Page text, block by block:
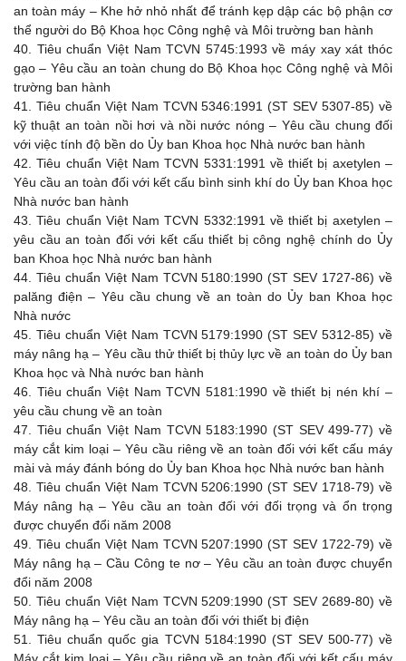
an toàn máy – Khe hở nhỏ nhất để tránh kẹp dập các bộ phận cơ
thể người do Bộ Khoa học Công nghệ và Môi trường ban hành
40.
Tiêu chuẩn Việt Nam TCVN 5745:1993 về máy xay xát thóc
gạo – Yêu cầu an toàn chung do Bộ Khoa học Công nghệ và Môi
trường ban hành
41.
Tiêu chuẩn Việt Nam TCVN 5346:1991 (ST SEV 5307-85) về
kỹ thuật an toàn nồi hơi và nồi nước nóng – Yêu cầu chung đối
với việc tính độ bền do Ủy ban Khoa học Nhà nước ban hành
42.
Tiêu chuẩn Việt Nam TCVN 5331:1991 về thiết bị axetylen –
Yêu cầu an toàn đối với kết cấu bình sinh khí do Ủy ban Khoa học
Nhà nước ban hành
43.
Tiêu chuẩn Việt Nam TCVN 5332:1991 về thiết bị axetylen –
yêu cầu an toàn đối với kết cấu thiết bị công nghệ chính do Ủy
ban Khoa học Nhà nước ban hành
44. Tiêu chuẩn Việt Nam TCVN 5180:1990 (ST SEV 1727-86) về
palăng điện – Yêu cầu chung về an toàn do Ủy ban Khoa học
Nhà nước
45. Tiêu chuẩn Việt Nam TCVN 5179:1990 (ST SEV 5312-85) về
máy nâng hạ – Yêu cầu thử thiết bị thủy lực về an toàn do Ủy ban
Khoa học và Nhà nước ban hành
46.
Tiêu chuẩn Việt Nam TCVN 5181:1990 về thiết bị nén khí –
yêu cầu chung về an toàn
47.
Tiêu chuẩn Việt Nam TCVN 5183:1990 (ST SEV 499-77) về
máy cắt kim loại – Yêu cầu riêng về an toàn đối với kết cấu máy
mài và máy đánh bóng do Ủy ban Khoa học Nhà nước ban hành
48.
Tiêu chuẩn Việt Nam TCVN 5206:1990 (ST SEV 1718-79) về
Máy nâng hạ – Yêu cầu an toàn đối với đối trọng và ổn trọng
được chuyển đổi năm 2008
49. Tiêu chuẩn Việt Nam TCVN 5207:1990 (ST SEV 1722-79) về
Máy nâng hạ – Cầu Công te nơ – Yêu cầu an toàn được chuyển
đổi năm 2008
50. Tiêu chuẩn Việt Nam TCVN 5209:1990 (ST SEV 2689-80) về
Máy nâng hạ – Yêu cầu an toàn đối với thiết bị điện
51.
Tiêu chuẩn quốc gia TCVN 5184:1990 (ST SEV 500-77) về